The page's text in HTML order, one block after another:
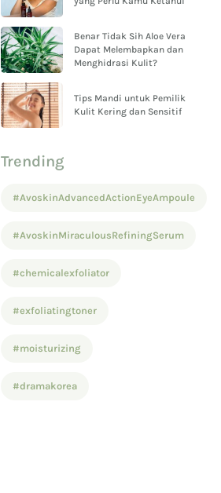
Benar Tidak Sih Aloe Vera
Dapat Melembapkan dan
Menghidrasi Kulit?
Tips Mandi untuk Pemilik
Kulit Kering dan Sensitif
Trending
#AvoskinAdvancedActionEyeAmpoule
#AvoskinMiraculousRefiningSerum
#chemicalexfoliator
#exfoliatingtoner
#moisturizing
#dramakorea